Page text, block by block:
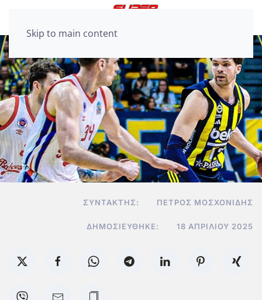
Skip to main content
ΣΥΝΤΆΚΤΗΣ: ΠΈΤΡΟΣ ΜΟΣΧΟΝΊΔΗΣ
ΔΗΜΟΣΙΕΎΘΗΚΕ: 18 ΑΠΡΙΛΊΟΥ 2025